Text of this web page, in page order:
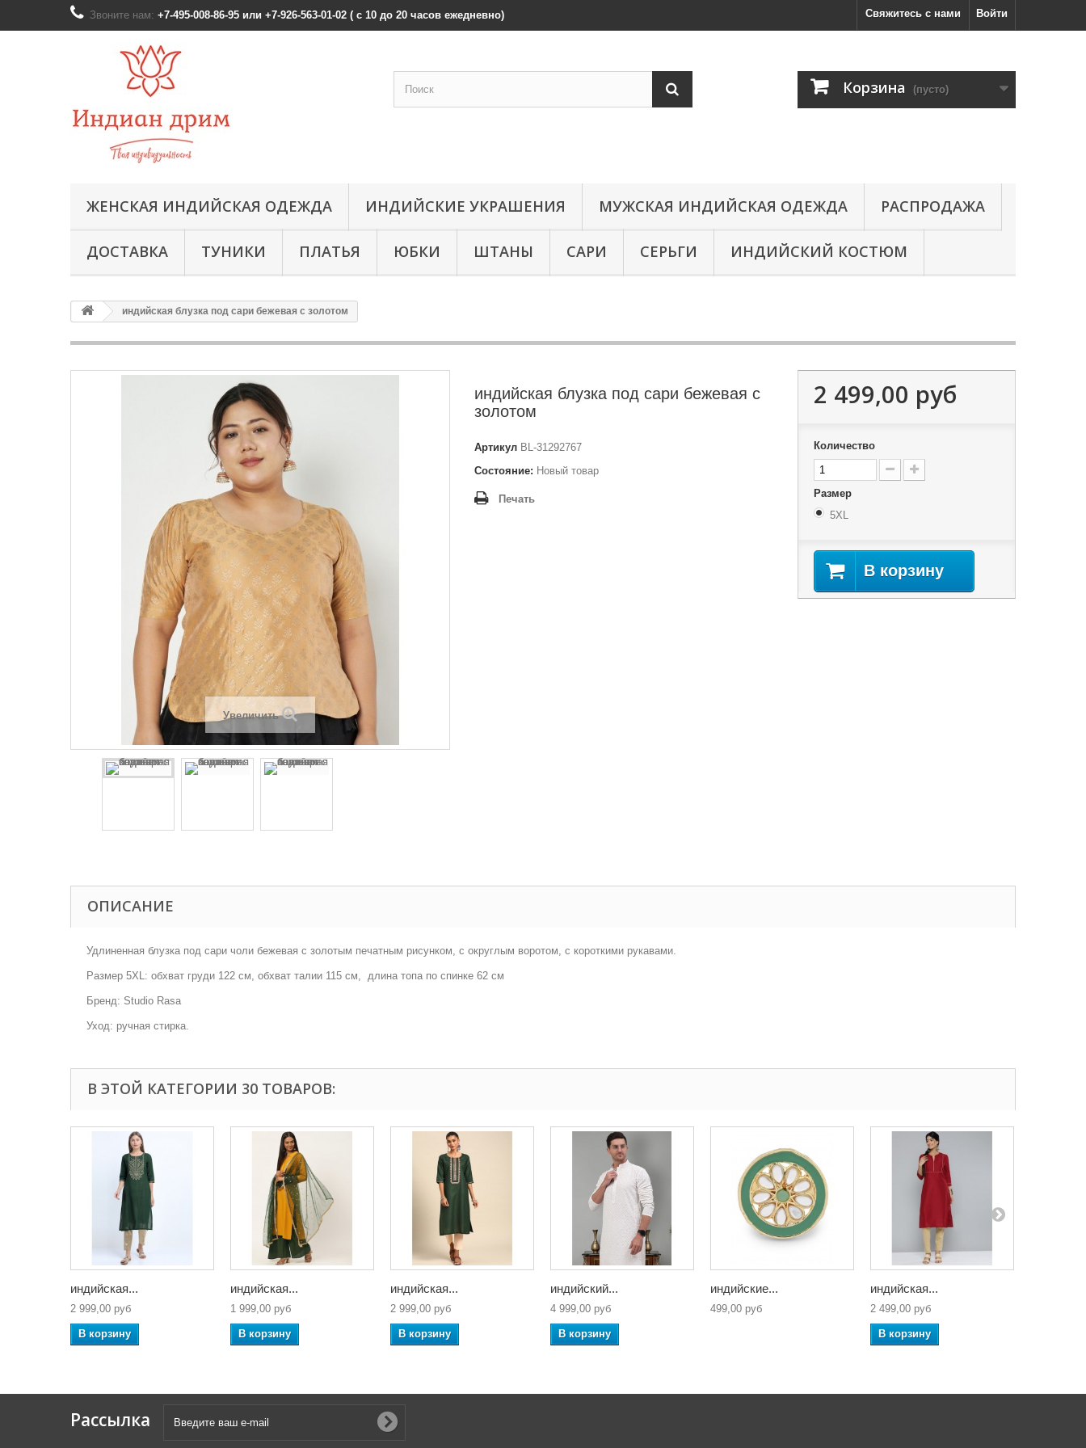
Войти
Свяжитесь с нами
Звоните нам: +7-495-008-86-95 или +7-926-563-01-02 ( с 10 до 20 часов ежедневно)
Корзина (пусто)
ЖЕНСКАЯ ИНДИЙСКАЯ ОДЕЖДА ИНДИЙСКИЕ УКРАШЕНИЯ МУЖСКАЯ ИНДИЙСКАЯ ОДЕЖДА РАСПРОДАЖА
ДОСТАВКА ТУНИКИ ПЛАТЬЯ ЮБКИ ШТАНЫ САРИ СЕРЬГИ ИНДИЙСКИЙ КОСТЮМ
индийская блузка под сари бежевая с золотом
Увеличить
индийская блузка под сари бежевая с
золотом
Артикул BL-31292767
Состояние: Новый товар
Печать
2 499,00 руб
Количество
Размер
5XL
В корзину
ОПИСАНИЕ
Удлиненная блузка под сари чоли бежевая с золотым печатным рисунком, c округлым воротом, с короткими рукавами.
Размер 5XL: обхват груди 122 см, обхват талии 115 см, длина топа по спинке 62 см
Бренд: Studio Rasa
Уход: ручная стирка.
В ЭТОЙ КАТЕГОРИИ 30 ТОВАРОВ:
индийская...
2 999,00 руб
В корзину
индийская...
1 999,00 руб
В корзину
индийская...
2 999,00 руб
В корзину
индийский...
4 999,00 руб
В корзину
индийские...
499,00 руб
индийская...
2 499,00 руб
В корзину
Рассылка